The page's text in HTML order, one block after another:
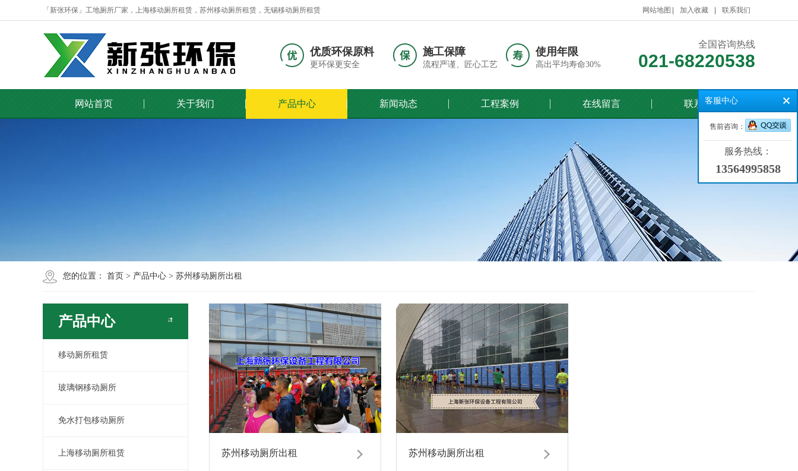
网站地图 加入收藏 联系我们
「新张环保」工地厕所厂家，上海移动厕所租赁，苏州移动厕所租赁，无锡移动厕所租赁
优质环保原料
更环保更安全
施工保障
流程严谨、匠心工艺
使用年限
高出平均寿命30%
全国咨询热线
021-68220538
网站首页 关于我们 产品中心 新闻动态 工程案例 在线留言 联系我们
您的位置： 首页 > 产品中心 > 苏州移动厕所出租
产品中心
移动厕所租赁
玻璃钢移动厕所
免水打包移动厕所
上海移动厕所租赁 苏州移动厕所出租 苏州移动厕所出租
客服中心
售前咨询：
服务热线：
13564995858